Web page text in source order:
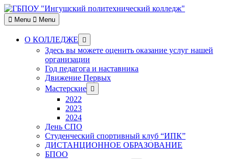
Skip
to
content
Menu Menu
О КОЛЛЕДЖЕ
Show
sub
menu
Здесь вы можете оценить оказание услуг нашей
организации
Год педагога и наставника
Движение Первых
Мастерские Show
sub
2022
2023
2024
День СПО
Студенческий спортивный клуб “ИПК”
ДИСТАНЦИОННОЕ ОБРАЗОВАНИЕ
БПОО